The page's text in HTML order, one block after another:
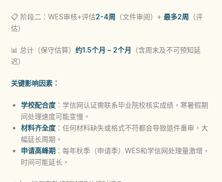
📋 阶段二：WES审核+评估2-4周 （文件审阅）+ 最多2周 （评
估）
📊 总计（保守估算） 约1.5个月 – 2个月 （含周末及不可预知延
迟）
关键影响因素：
学校配合度：学信网认证需联系毕业院校核实成绩，寒暑假期
间处理速度可能变慢。
材料齐全度：任何材料缺失或格式不符都会导致退件重审，大
幅延长周期。
申请高峰期：每年秋季（申请季）WES和学信网处理量激增，
时间可能延长。